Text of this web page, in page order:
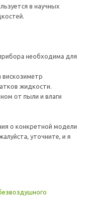
в научных
необходима для
вискозиметр
жидкости.
от пыли и влаги
о конкретной модели
уточните, и я